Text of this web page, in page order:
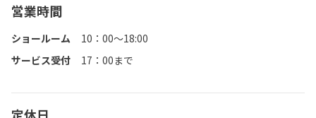
営業時間
ショールーム
10：00～18:00
サービス受付
17：00まで
定休日